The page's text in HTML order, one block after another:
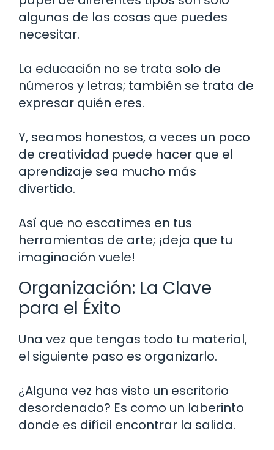
algunas de las cosas que puedes
necesitar.
La educación no se trata solo de
números y letras; también se trata de
expresar quién eres.
Y, seamos honestos, a veces un poco
de creatividad puede hacer que el
aprendizaje sea mucho más
divertido.
Así que no escatimes en tus
herramientas de arte; ¡deja que tu
imaginación vuele!
Organización: La Clave
para el Éxito
Una vez que tengas todo tu material,
el siguiente paso es organizarlo.
¿Alguna vez has visto un escritorio
desordenado? Es como un laberinto
donde es difícil encontrar la salida.